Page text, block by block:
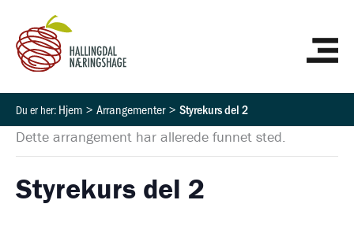
innholdet
Hjem Arrangementer Styrekurs del 2
Dette arrangement har allerede funnet sted.
Styrekurs del 2